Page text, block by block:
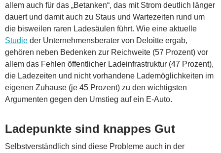
allem auch für das „Betanken“, das mit Strom deutlich länger
dauert und damit auch zu Staus und Wartezeiten rund um
die bisweilen raren Ladesäulen führt. Wie eine aktuelle
Studie der Unternehmensberater von Deloitte ergab,
gehören neben Bedenken zur Reichweite (57 Prozent) vor
allem das Fehlen öffentlicher Ladeinfrastruktur (47 Prozent),
die Ladezeiten und nicht vorhandene Lademöglichkeiten im
eigenen Zuhause (je 45 Prozent) zu den wichtigsten
Argumenten gegen den Umstieg auf ein E-Auto.
Ladepunkte sind knappes Gut
Selbstverständlich sind diese Probleme auch in der